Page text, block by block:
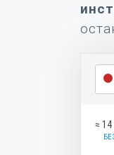
≈ 14